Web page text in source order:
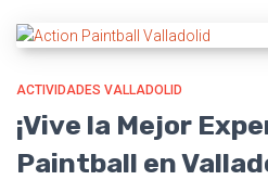
ACTIVIDADES VALLADOLID
¡Vive la Mejor
Paintball en